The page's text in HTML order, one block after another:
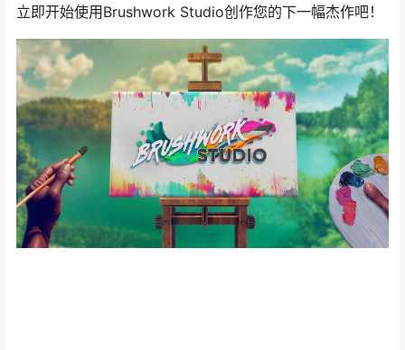
立即开始使用Brushwork Studio创作您的下一幅杰作吧！